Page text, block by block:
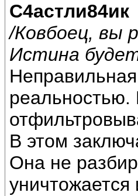
С4астли84ик
/Ковбоец, вы
Истина
Неправильная
реальностью.
В этом
Она не
уничтожается